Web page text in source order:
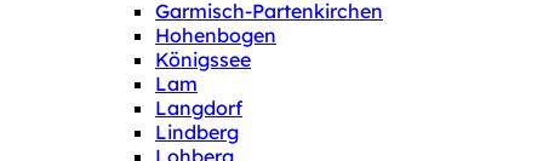
Garmisch-Partenkirchen
Hohenbogen
Königssee
Lam
Langdorf
Lindberg
Lohberg